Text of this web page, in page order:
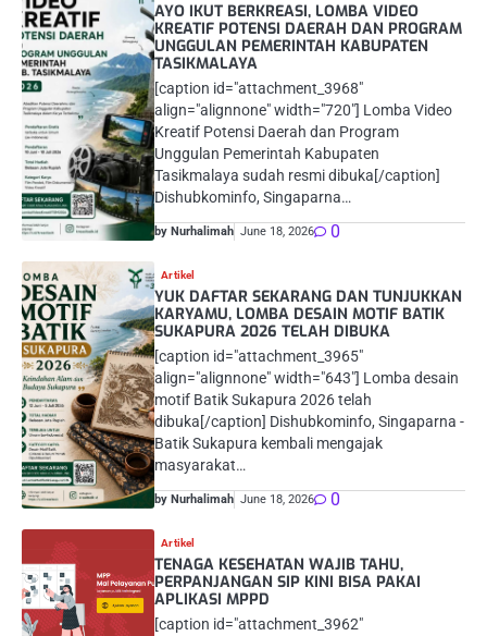
AYO IKUT BERKREASI, LOMBA VIDEO
KREATIF POTENSI DAERAH DAN PROGRAM
UNGGULAN PEMERINTAH KABUPATEN
TASIKMALAYA
[caption id="attachment_3968"
align="alignnone" width="720"] Lomba Video
Kreatif Potensi Daerah dan Program
Unggulan Pemerintah Kabupaten
Tasikmalaya sudah resmi dibuka[/caption]
Dishubkominfo, Singaparna…
by Nurhalimah June 18, 2026 0
Artikel
YUK DAFTAR SEKARANG DAN TUNJUKKAN
KARYAMU, LOMBA DESAIN MOTIF BATIK
SUKAPURA 2026 TELAH DIBUKA
[caption id="attachment_3965"
align="alignnone" width="643"] Lomba desain
motif Batik Sukapura 2026 telah
dibuka[/caption] Dishubkominfo, Singaparna -
Batik Sukapura kembali mengajak
masyarakat…
by Nurhalimah June 18, 2026 0
Artikel
TENAGA KESEHATAN WAJIB TAHU,
PERPANJANGAN SIP KINI BISA PAKAI
APLIKASI MPPD
[caption id="attachment_3962"